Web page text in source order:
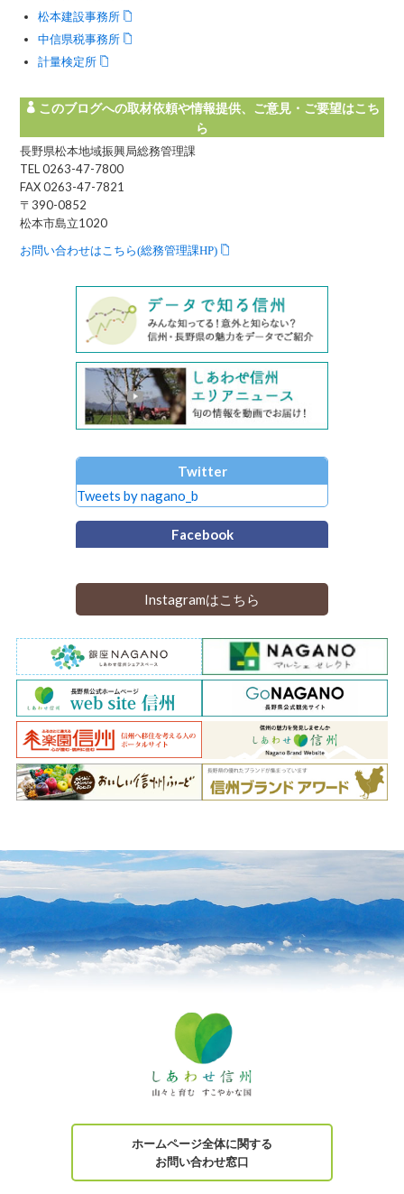
松本建設事務所
中信県税事務所
計量検定所
このブログへの取材依頼や情報提供、ご意見・ご要望はこち
ら
長野県松本地域振興局総務管理課
TEL 0263-47-7800
FAX 0263-47-7821
〒390-0852
松本市島立1020
お問い合わせはこちら(総務管理課HP)
Twitter
Tweets by nagano_b
Facebook
Instagramはこちら
ホームページ全体に関する
お問い合わせ窓口